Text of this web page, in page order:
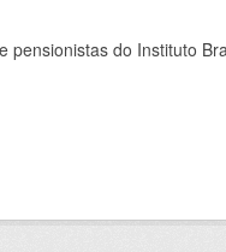
pensionistas do Instituto